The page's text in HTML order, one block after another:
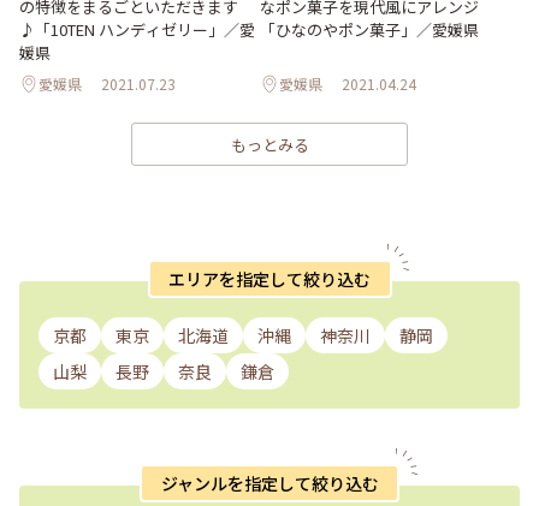
の特徴をまるごといただきます
♪「10TEN ハンディゼリー」／愛
媛県
愛媛県 2021.07.23
なポン菓子を現代風にアレンジ
「ひなのやポン菓子」／愛媛県
愛媛県 2021.04.24
もっとみる
エリアを指定して絞り込む
京都 東京 北海道 沖縄 神奈川
静岡
山梨
長野 奈良 鎌倉
ジャンルを指定して絞り込む